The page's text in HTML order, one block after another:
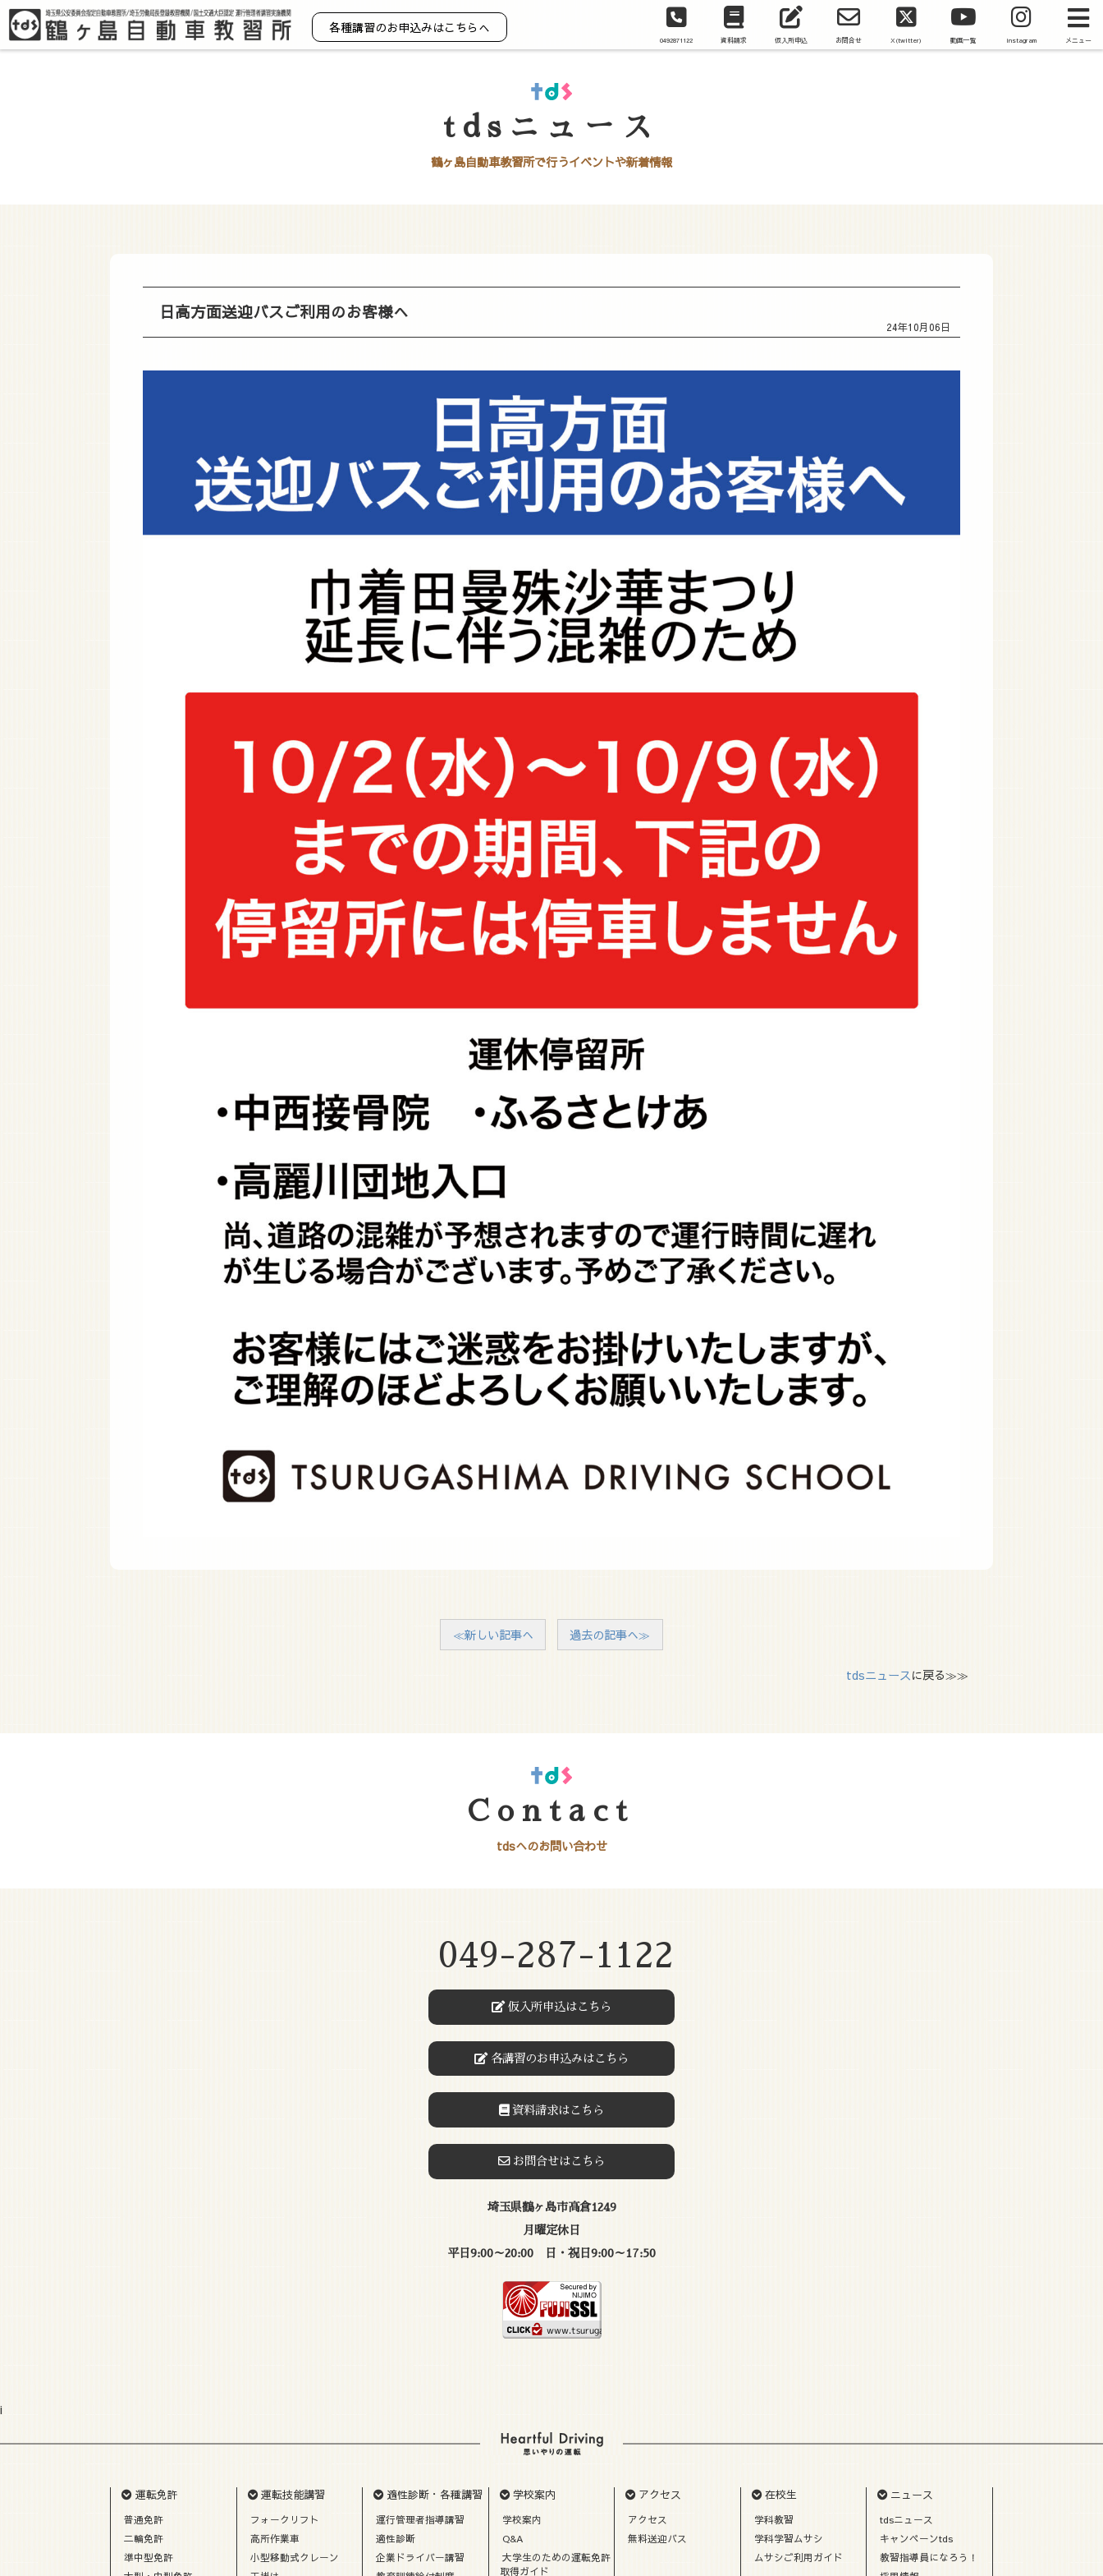
各種講習のお申込みはこちらへ
0492871122 資料請求 仮入所申込 お問合せ X(twitter) 動画一覧 instagram メニュー
tdsニュース
鶴ヶ島自動車教習所で行うイベントや新着情報
日高方面送迎バスご利用のお客様へ
24年10月06日
≪新しい記事へ 過去の記事へ≫
tdsニュース に戻る≫≫
Contact
tdsへのお問い合わせ
049-287-1122
仮入所申込はこちら
各講習のお申込みはこちら
資料請求はこちら
お問合せはこちら
埼玉県鶴ヶ島市高倉1249
月曜定休日
平日9:00～20:00 日・祝日9:00～17:50
i
運転免許
普通免許
二輪免許
準中型免許
運転技能講習
フォークリフト
高所作業車
小型移動式クレーン
適性診断・各種講習
運行管理者指導講習
適性診断
企業ドライバー講習
学校案内
学校案内
Q&A
大学生のための運転免許
取得ガイド
アクセス
アクセス
無料送迎バス
在校生
学科教習
学科学習ムサシ
ムサシご利用ガイド
ニュース
tdsニュース
キャンペーンtds
教習指導員になろう！